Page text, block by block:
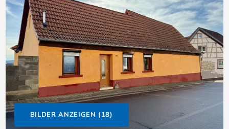
BILDER ANZEIGEN (18)